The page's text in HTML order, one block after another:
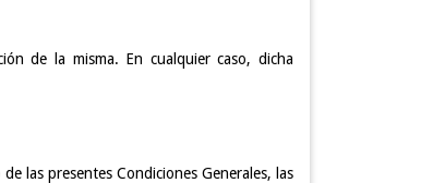
de la misma. En cualquier caso, dicha
las presentes Condiciones Generales, las